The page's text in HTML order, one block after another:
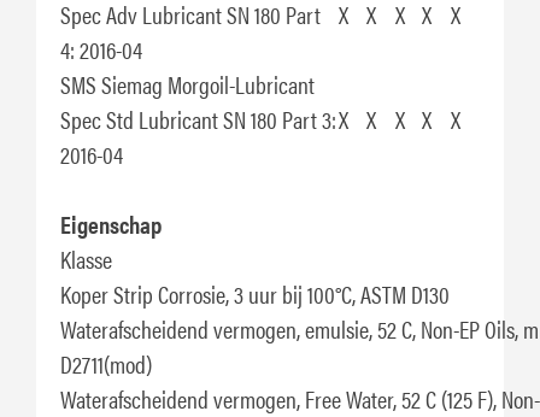
Spec Adv Lubricant SN 180 Part
4: 2016-04
X X X X X
SMS Siemag Morgoil-Lubricant
Spec Std Lubricant SN 180 Part 3:
2016-04
X X X X X
Eigenschap
Klasse
Koper Strip Corrosie, 3 uur bij 100°C, ASTM D130
Waterafscheidend vermogen, emulsie, 52 C, Non-EP Oils,
D2711(mod)
Waterafscheidend vermogen, Free Water, 52 C (125 F),